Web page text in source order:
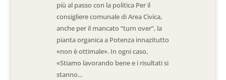
più al passo con la politica Per il
consigliere comunale di Area Civica,
anche per il mancato “turn over”, la
pianta organica a Potenza innazitutto
«non è ottimale». In ogni caso,
«Stiamo lavorando bene e i risultati si
stanno...